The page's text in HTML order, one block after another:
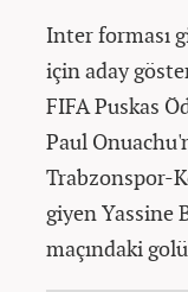
Inter forması
için aday
FIFA Puskas
Paul
Trabzonspor-
giyen Yassine
maçındaki